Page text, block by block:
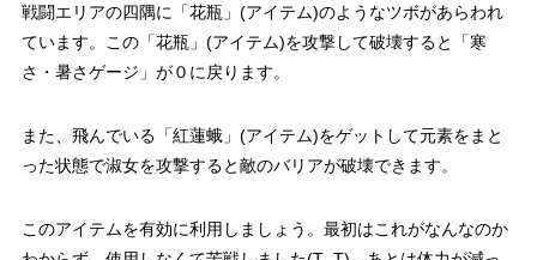
戦闘エリアの四隅に「花瓶」(アイテム)のようなツボがあらわれ
ています。この「花瓶」(アイテム)を攻撃して破壊すると「寒
さ・暑さゲージ」が０に戻ります。
また、飛んでいる「紅蓮蛾」(アイテム)をゲットして元素をまと
った状態で淑女を攻撃すると敵のバリアが破壊できます。
このアイテムを有効に利用しましょう。最初はこれがなんなのか